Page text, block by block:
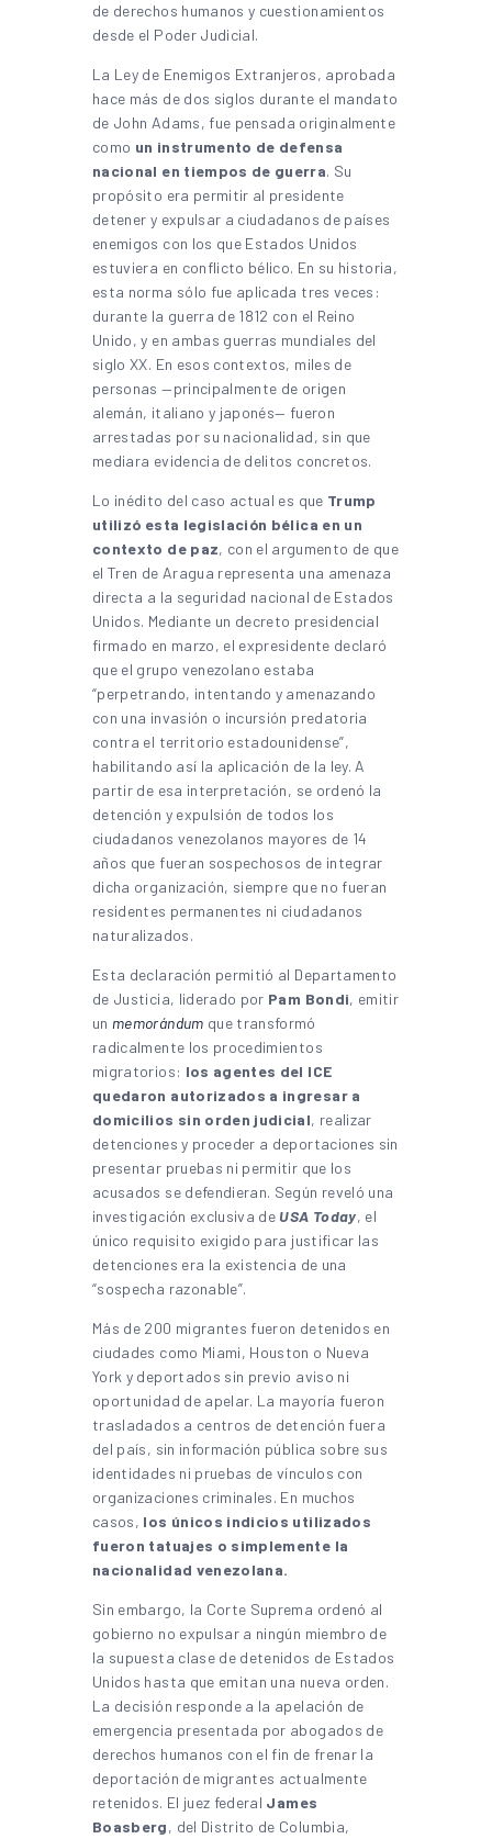
de derechos humanos y cuestionamientos
desde el Poder Judicial.
La Ley de Enemigos Extranjeros, aprobada
hace más de dos siglos durante el mandato
de John Adams, fue pensada originalmente
como un instrumento de defensa
nacional en tiempos de guerra. Su
propósito era permitir al presidente
detener y expulsar a ciudadanos de países
enemigos con los que Estados Unidos
estuviera en conflicto bélico. En su historia,
esta norma sólo fue aplicada tres veces:
durante la guerra de 1812 con el Reino
Unido, y en ambas guerras mundiales del
siglo XX. En esos contextos, miles de
personas —principalmente de origen
alemán, italiano y japonés— fueron
arrestadas por su nacionalidad, sin que
mediara evidencia de delitos concretos.
Lo inédito del caso actual es que Trump
utilizó esta legislación bélica en un
contexto de paz, con el argumento de que
el Tren de Aragua representa una amenaza
directa a la seguridad nacional de Estados
Unidos. Mediante un decreto presidencial
firmado en marzo, el expresidente declaró
que el grupo venezolano estaba
“perpetrando, intentando y amenazando
con una invasión o incursión predatoria
contra el territorio estadounidense”,
habilitando así la aplicación de la ley. A
partir de esa interpretación, se ordenó la
detención y expulsión de todos los
ciudadanos venezolanos mayores de 14
años que fueran sospechosos de integrar
dicha organización, siempre que no fueran
residentes permanentes ni ciudadanos
naturalizados.
Esta declaración permitió al Departamento
de Justicia, liderado por Pam Bondi, emitir
un memorándum que transformó
radicalmente los procedimientos
migratorios: los agentes del ICE
quedaron autorizados a ingresar a
domicilios sin orden judicial, realizar
detenciones y proceder a deportaciones sin
presentar pruebas ni permitir que los
acusados se defendieran. Según reveló una
investigación exclusiva de USA Today, el
único requisito exigido para justificar las
detenciones era la existencia de una
“sospecha razonable”.
Más de 200 migrantes fueron detenidos en
ciudades como Miami, Houston o Nueva
York y deportados sin previo aviso ni
oportunidad de apelar. La mayoría fueron
trasladados a centros de detención fuera
del país, sin información pública sobre sus
identidades ni pruebas de vínculos con
organizaciones criminales. En muchos
casos, los únicos indicios utilizados
fueron tatuajes o simplemente la
nacionalidad venezolana.
Sin embargo, la Corte Suprema ordenó al
gobierno no expulsar a ningún miembro de
la supuesta clase de detenidos de Estados
Unidos hasta que emitan una nueva orden.
La decisión responde a la apelación de
emergencia presentada por abogados de
derechos humanos con el fin de frenar la
deportación de migrantes actualmente
retenidos. El juez federal James
Boasberg, del Distrito de Columbia,